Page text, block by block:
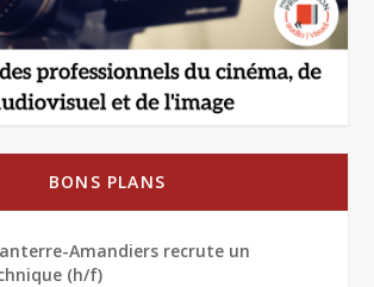
BONS PLANS
Amandiers recrute un
(h/f)